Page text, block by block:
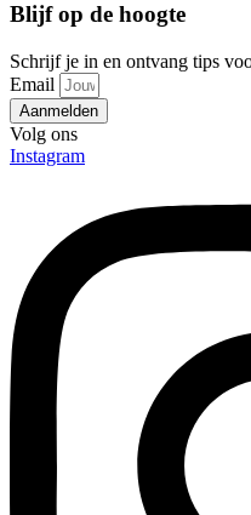
Blijf op de hoogte
Schrijf je in en ontvang tips
Email
Aanmelden
Volg ons
Instagram